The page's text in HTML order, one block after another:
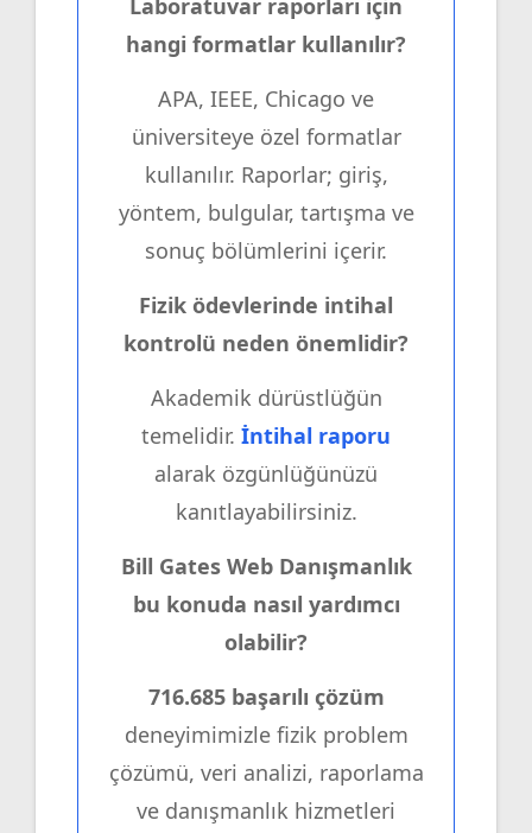
Laboratuvar raporları için
hangi formatlar kullanılır?
APA, IEEE, Chicago ve
üniversiteye özel formatlar
kullanılır. Raporlar; giriş,
yöntem, bulgular, tartışma ve
sonuç bölümlerini içerir.
Fizik ödevlerinde intihal
kontrolü neden önemlidir?
Akademik dürüstlüğün
temelidir. İntihal raporu
alarak özgünlüğünüzü
kanıtlayabilirsiniz.
Bill Gates Web Danışmanlık
bu konuda nasıl yardımcı
olabilir?
716.685 başarılı çözüm
deneyimimizle fizik problem
çözümü, veri analizi, raporlama
ve danışmanlık hizmetleri